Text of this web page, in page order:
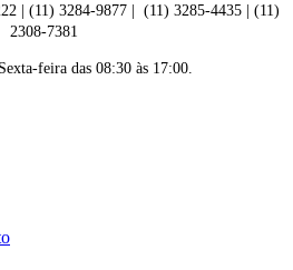
| (11) 3284-9877 | (11) 3285-4435 | (11)
2308-7381
feira das 08:30 às 17:00.